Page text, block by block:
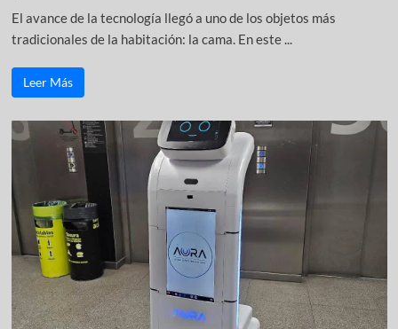
El avance de la tecnología llegó a uno de los objetos más
tradicionales de la habitación: la cama. En este ...
Leer Más